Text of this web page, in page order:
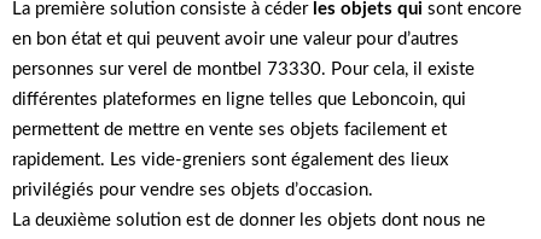
La première solution consiste à céder les objets qui sont encore
en bon état et qui peuvent avoir une valeur pour d’autres
personnes sur verel de montbel 73330. Pour cela, il existe
différentes plateformes en ligne telles que Leboncoin, qui
permettent de mettre en vente ses objets facilement et
rapidement. Les vide-greniers sont également des lieux
privilégiés pour vendre ses objets d’occasion.
La deuxième solution est de donner les objets dont nous ne